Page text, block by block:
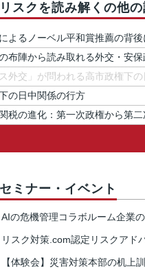
スクを読み解くの他
よるノーベル平和賞推薦の背
布陣から読み取れる外交・安
ス外交」が問われる高市政権下
の日中関係の行方
税の進化：第一次政権から第
ミナー・イベント
AIの危機管理コラボルーム企業
リスク対策.com認定リスクアド
【体験会】災害対策本部の机上